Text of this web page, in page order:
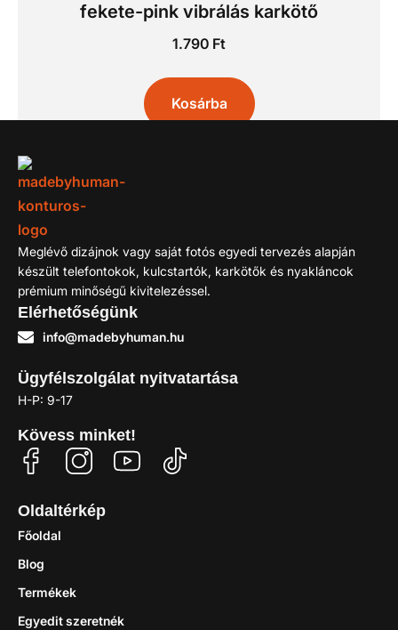
fekete-pink vibrálás karkötő
1.790 Ft
Kosárba
Meglévő dizájnok vagy saját fotós egyedi tervezés alapján
készült telefontokok, kulcstartók, karkötők és nyakláncok
prémium minőségű kivitelezéssel.
Elérhetőségünk
info@madebyhuman.hu
Ügyfélszolgálat nyitvatartása
H-P: 9-17
Kövess minket!
Oldaltérkép
Főoldal
Blog
Termékek
Egyedit szeretnék